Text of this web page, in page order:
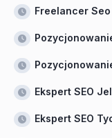
Freelancer
Ekspert SEO
Ekspert SEO